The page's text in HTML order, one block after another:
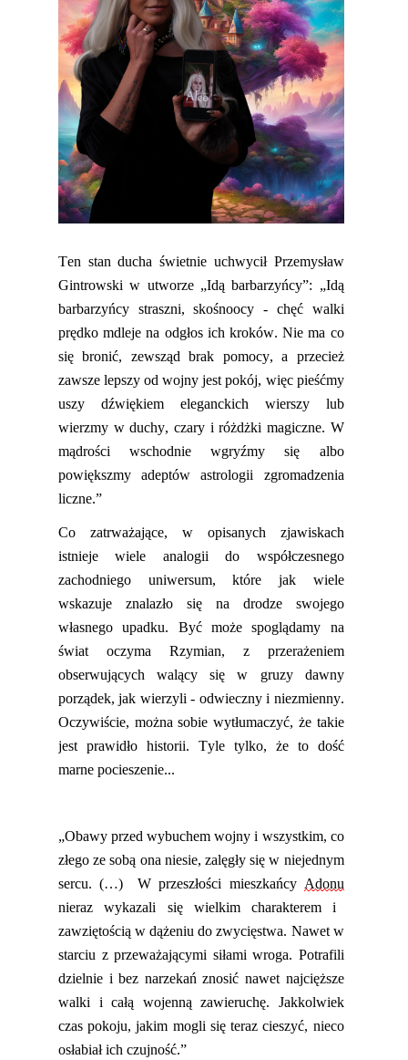
Ten stan ducha świetnie uchwycił Przemysław
Gintrowski w utworze „Idą barbarzyńcy”: „Idą
barbarzyńcy straszni, skośnoocy - chęć walki
prędko mdleje na odgłos ich kroków. Nie ma co
się bronić, zewsząd brak pomocy, a przecież
zawsze lepszy od wojny jest pokój, więc pieśćmy
uszy dźwiękiem eleganckich wierszy
lub
wierzmy w duchy, czary i różdżki magiczne. W
mądrości wschodnie wgryźmy się albo
powiększmy adeptów astrologii zgromadzenia
liczne.”
Co zatrważające, w opisanych zjawiskach
istnieje wiele analogii do współczesnego
zachodniego uniwersum, które jak wiele
wskazuje znalazło się na drodze swojego
własnego upadku. Być może spoglądamy na
świat oczyma Rzymian, z przerażeniem
obserwujących walący się w gruzy dawny
porządek, jak wierzyli- odwieczny i niezmienny.
Oczywiście, można sobie wytłumaczyć, że takie
jest prawidło historii. Tyle tylko, że to dość
marne pocieszenie...
„Obawy przed wybuchem wojny i wszystkim, co
złego ze sobą ona niesie, zalęgły się w niejednym
sercu. (…) W przeszłości mieszkańcy Adonu
nieraz wykazali się wielkim charakterem i
zawziętością w dążeniu do zwycięstwa. Nawet w
starciu z przeważającymi siłami wroga. Potrafili
dzielnie i bez narzekań znosić nawet najcięższe
walki i całą wojenną zawieruchę. Jakkolwiek
czas pokoju, jakim mogli się teraz cieszyć, nieco
osłabiał ich czujność.”